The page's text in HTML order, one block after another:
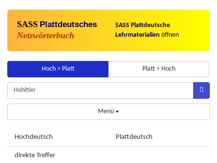
SASS Plattdeutsches
Netzwörterbuch
SASS Plattdeutsche
Lehrmaterialien öffnen
Hoch > Platt Platt > Hoch
Menü
Hochdeutsch Plattdeutsch
direkte Treffer